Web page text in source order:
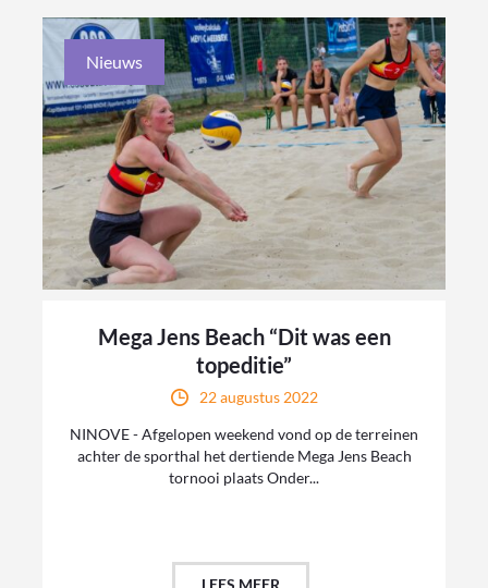
Nieuws
Mega Jens Beach “Dit was een
topeditie”
22 augustus 2022
NINOVE - Afgelopen weekend vond op de terreinen
achter de sporthal het dertiende Mega Jens Beach
tornooi plaats Onder...
LEES MEER